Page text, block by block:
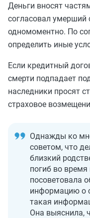
Деньги вносят
согласовал умерший
одномоментно. По
определить иные
Если кредитный
смерти подпадает
наследники просят
страховое
Однажды ко
советом, что
близкий
погиб во
посоветовала
информацию о
такая
Она выяснила,